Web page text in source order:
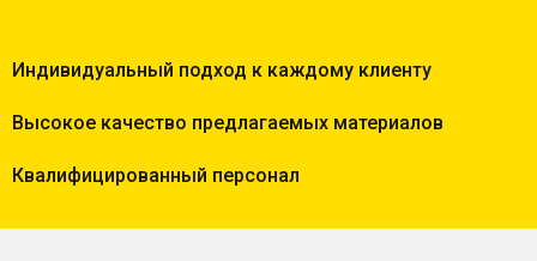
Индивидуальный подход к каждому клиенту
Высокое качество предлагаемых материалов
Квалифицированный персонал